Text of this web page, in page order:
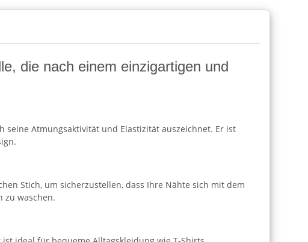
die nach einem einzigartigen und
Atmungsaktivität und Elastizität auszeichnet. Er ist
Stich, um sicherzustellen, dass Ihre Nähte sich mit dem
zu waschen.